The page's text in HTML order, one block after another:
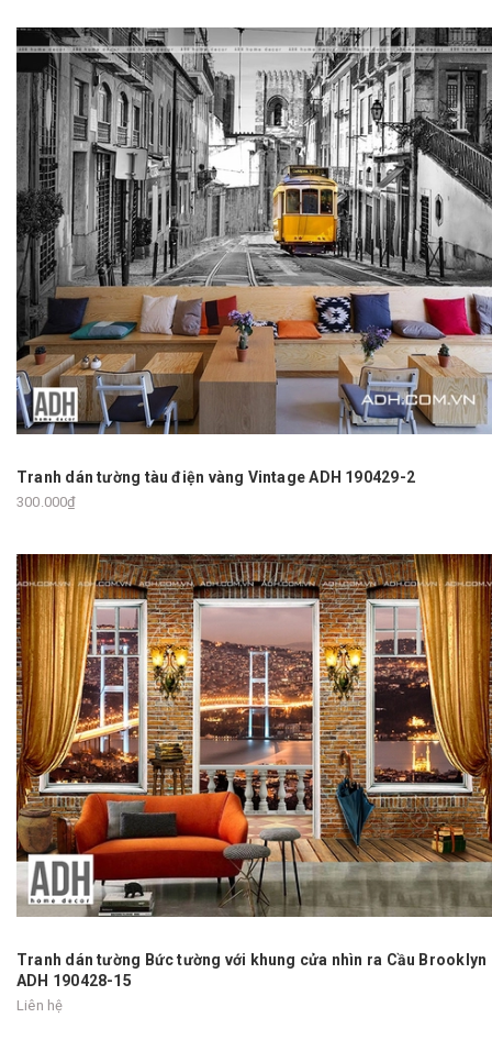
Tranh dán tường tàu điện vàng Vintage ADH 190429-2
300.000₫
Tranh dán tường Bức tường với khung cửa nhìn ra Cầu Brooklyn
ADH 190428-15
Liên hệ